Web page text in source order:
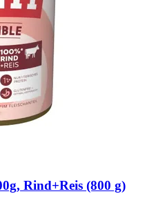
Rind+Reis (800 g)